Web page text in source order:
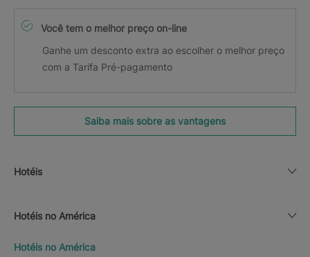
Você tem o melhor preço on-line
Ganhe um desconto extra ao escolher o melhor preço
com a Tarifa Pré-pagamento
Saiba mais sobre as vantagens
Hotéis
Hotéis no América
Hotéis no América